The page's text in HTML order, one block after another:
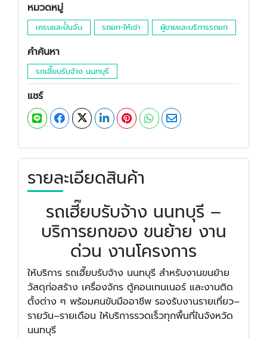
หมวดหมู่
เครนและปั้นจั่น รถยก-ให้เช่า ผู้ขายและบริการรถยก
คำค้นหา
รถเฮี๊ยบรับจ้าง นนทบุรี
แชร์
รายละเอียดสินค้า
รถเฮี๊ยบรับจ้าง นนทบุรี –
บริการยกของ ขนย้าย งาน
ด่วน งานโครงการ
ให้บริการ รถเฮี๊ยบรับจ้าง นนทบุรี สำหรับงานขนย้าย
วัสดุก่อสร้าง เครื่องจักร ตู้คอนเทนเนอร์ และงานติด
ตั้งต่าง ๆ พร้อมคนขับมืออาชีพ รองรับงานรายเที่ยว–
รายวัน–รายเดือน ให้บริการรวดเร็วทุกพื้นที่ในจังหวัด
นนทบุรี